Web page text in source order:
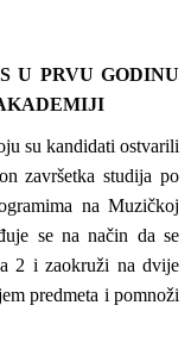
U PRVU GODINU
su kandidati ostvarili
završetka studija po
na Muzičkoj
se na način da se
2 i zaokruži na dvije
predmeta i pomnoži